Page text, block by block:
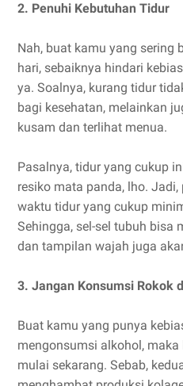
2. Penuhi Kebutuhan Tidur
Nah, buat kamu yang sering
hari, sebaiknya hindari
ya. Soalnya, kurang tidur
bagi kesehatan, melainkan
kusam dan terlihat menua.
Pasalnya, tidur yang cukup
resiko mata panda, lho.
waktu tidur yang cukup
Sehingga, sel-sel tubuh bisa
dan tampilan wajah juga
3. Jangan Konsumsi Rokok
Buat kamu yang punya
mengonsumsi alkohol,
mulai sekarang. Sebab,